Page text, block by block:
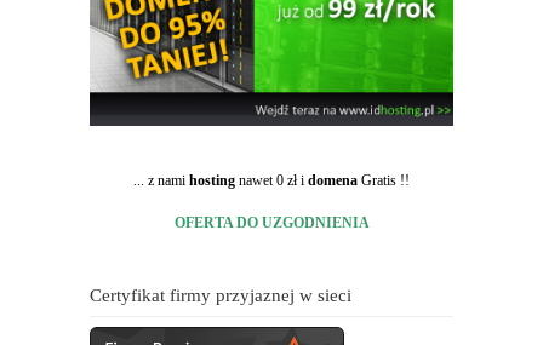
... z nami hosting nawet 0 zł i domena Gratis !!
OFERTA DO UZGODNIENIA
Certyfikat firmy przyjaznej w sieci